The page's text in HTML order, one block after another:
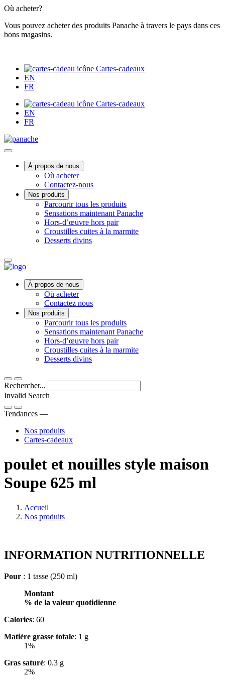
Passer
contenu
Où acheter?
Vous pouvez acheter des produits Panache à travers le pays dans ces
bons magasins.
Cartes-cadeaux
EN
FR
Cartes-cadeaux
EN
FR
MainÀ propos de nous
Où acheter
Contactez-nous
Nos produits
Parcourir tous les produits
Sensations maintenant Panache
Hors-d’œuvre hors pair
Croustilles cuites à la marmite
Desserts divins
Main
MenuÀ propos de nous
Où acheter
Contactez nous
Nos produits
Parcourir tous les produits
Sensations maintenant Panache
Hors-d’œuvre hors pair
Croustilles cuites à la marmite
Desserts divins
Rechercher...
Invalid Search
Submit
Tendances —
Nos produits
Cartes-cadeaux
poulet et nouilles style maison
Soupe 625 ml
Accueil
Nos produits
INFORMATION NUTRITIONNELLE
Pour : 1 tasse (250 ml)
Montant
% de la valeur quotidienne
Calories: 60
Matière grasse totale: 1 g
1%
Gras saturé: 0.3 g
2%